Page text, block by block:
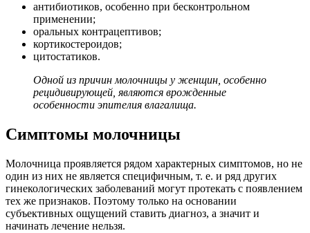
антибиотиков, особенно при бесконтрольном
применении;
оральных контрацептивов;
кортикостероидов;
цитостатиков.
Одной из причин молочницы у женщин, особенно
рецидивирующей, являются врожденные
особенности эпителия влагалища.
Симптомы молочницы
Молочница проявляется рядом характерных симптомов, но не
один из них не является специфичным, т. е. и ряд других
гинекологических заболеваний могут протекать с появлением
тех же признаков. Поэтому только на основании
субъективных ощущений ставить диагноз, а значит и
начинать лечение нельзя.